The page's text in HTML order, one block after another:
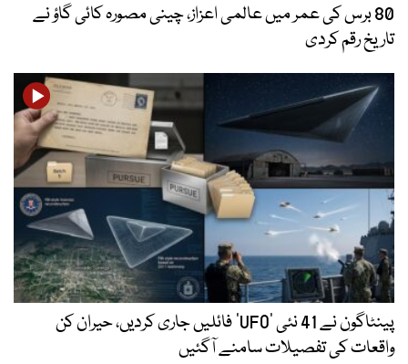
80 برس کی عمر میں عالمی اعزاز، چینی مصورہ کائی گاؤ نے
تاریخ رقم کردی
پینٹاگون نے 41 نئی ’UFO‘ فائلیں جاری کردیں، حیران کن
واقعات کی تفصیلات سامنے آگئیں